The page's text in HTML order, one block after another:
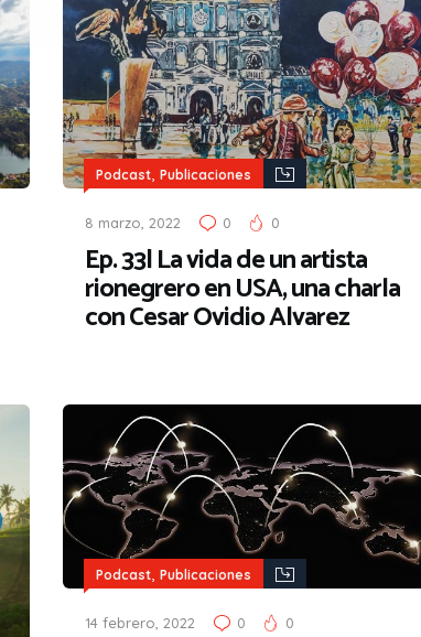
Podcast, Publicaciones
8 marzo, 2022 0 0
Ep. 33| La vida de un artista
rionegrero en USA, una charla
con Cesar Ovidio Alvarez
Podcast, Publicaciones
14 febrero, 2022 0 0